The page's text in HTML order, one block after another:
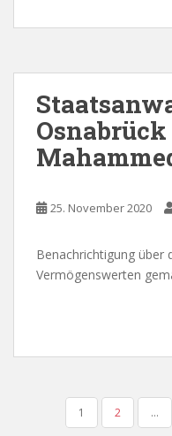
25. November 2020
Benachrichtigung über
Vermögenswerten
1 2 …